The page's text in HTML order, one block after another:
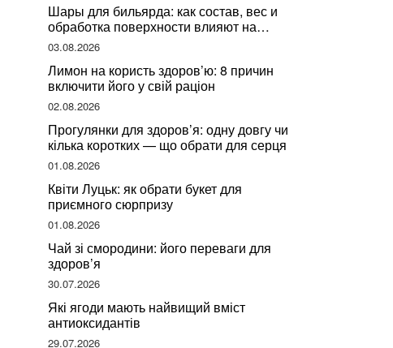
Шары для бильярда: как состав, вес и
обработка поверхности влияют на
динамику игры
03.08.2026
Лимон на користь здоров’ю: 8 причин
включити його у свій раціон
02.08.2026
Прогулянки для здоров’я: одну довгу чи
кілька коротких — що обрати для серця
01.08.2026
Квіти Луцьк: як обрати букет для
приємного сюрпризу
01.08.2026
Чай зі смородини: його переваги для
здоров’я
30.07.2026
Які ягоди мають найвищий вміст
антиоксидантів
29.07.2026